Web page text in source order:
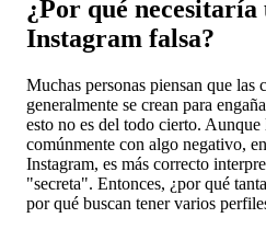
¿Por qué necesitaría
Instagram falsa?
Muchas personas piensan que las
generalmente se crean para
esto no es del todo cierto.
comúnmente con algo negativo,
Instagram, es más correcto
"secreta". Entonces, ¿por qué
por qué buscan tener varios